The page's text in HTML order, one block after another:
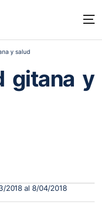
y salud
gitana y
2018 al 8/04/2018